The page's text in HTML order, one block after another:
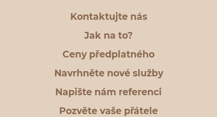
Kontaktujte nás
Jak na to?
Ceny předplatného
Navrhněte nové služby
Napište nám referenci
Pozvěte vaše přátele